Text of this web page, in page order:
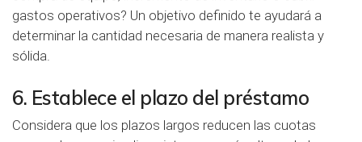
gastos operativos? Un objetivo definido te ayudará a
determinar la cantidad necesaria de manera realista y
sólida.
6. Establece el plazo del préstamo
Considera que los plazos largos reducen las cuotas